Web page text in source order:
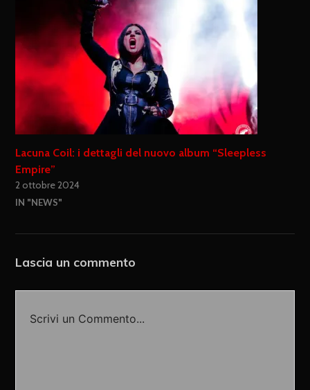
Lacuna Coil: i dettagli del nuovo album “Sleepless
Empire”
2 ottobre 2024
IN "NEWS"
Lascia un commento
Scrivi un Commento...